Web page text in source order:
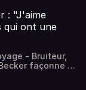
rendez-vous
: "J'aime
qui ont une
façonne le
bien au-delà.
des sons et